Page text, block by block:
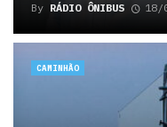
By RÁDIO ÔNIBUS 18/
CAMINHÃO